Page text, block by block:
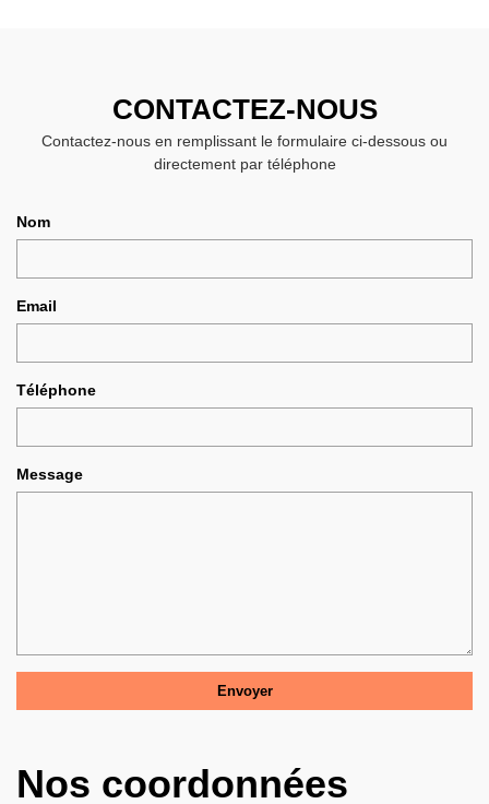
CONTACTEZ-NOUS
Contactez-nous en remplissant le formulaire ci-dessous ou
directement par téléphone
Nom
Email
Téléphone
Message
Nos coordonnées